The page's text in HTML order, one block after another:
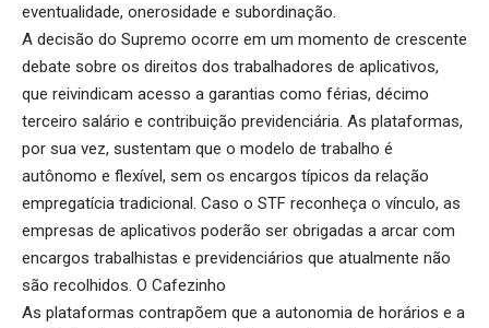
eventualidade, onerosidade e subordinação.
A decisão do Supremo ocorre em um momento de crescente
debate sobre os direitos dos trabalhadores de aplicativos,
que reivindicam acesso a garantias como férias, décimo
terceiro salário e contribuição previdenciária. As plataformas,
por sua vez, sustentam que o modelo de trabalho é
autônomo e flexível, sem os encargos típicos da relação
empregatícia tradicional. Caso o STF reconheça o vínculo, as
empresas de aplicativos poderão ser obrigadas a arcar com
encargos trabalhistas e previdenciários que atualmente não
são recolhidos. O Cafezinho
As plataformas contrapõem que a autonomia de horários e a